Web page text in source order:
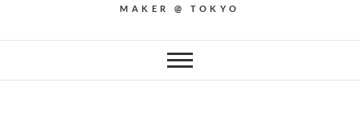
MAKER @ TOKYO